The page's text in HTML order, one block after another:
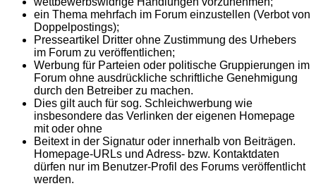
ein Thema mehrfach im Forum einzustellen (Verbot von
Doppelpostings);
Presseartikel Dritter ohne Zustimmung des Urhebers
im Forum zu veröffentlichen;
Werbung für Parteien oder politische Gruppierungen im
Forum ohne ausdrückliche schriftliche Genehmigung
durch den Betreiber zu machen.
Dies gilt auch für sog. Schleichwerbung wie
insbesondere das Verlinken der eigenen Homepage
mit oder ohne
Beitext in der Signatur oder innerhalb von Beiträgen.
Homepage-URLs und Adress- bzw. Kontaktdaten
dürfen nur im Benutzer-Profil des Forums veröffentlicht
werden.